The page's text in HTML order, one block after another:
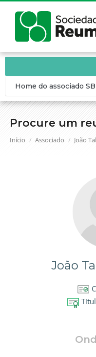
Procure um
Você está aqui:
Início Associado João
Home do associado
João